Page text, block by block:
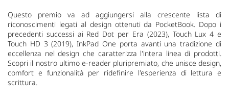
Questo premio va ad aggiungersi alla crescente lista di
riconoscimenti legati al design ottenuti da PocketBook. Dopo i
precedenti successi ai Red Dot per Era (2023), Touch Lux 4 e
Touch HD 3 (2019), InkPad One porta avanti una tradizione di
eccellenza nel design che caratterizza l'intera linea di prodotti.
Scopri il nostro ultimo e-reader pluripremiato, che unisce design,
comfort e funzionalità per ridefinire l'esperienza di lettura e
scrittura.